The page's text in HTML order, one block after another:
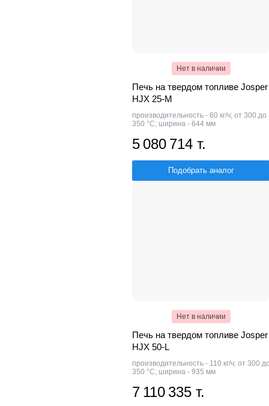
Нет в наличии
Печь на твердом топливе Josper
HJX 25-M
производительность - 60 кг/ч; от 300 до
350 °С; ширина - 644 мм
5 080 714 т.
Подобрать аналог
Нет в наличии
Печь на твердом топливе Josper
HJX 50-L
производительность - 110 кг/ч; от 300
350 °С; ширина - 935 мм
7 110 335 т.